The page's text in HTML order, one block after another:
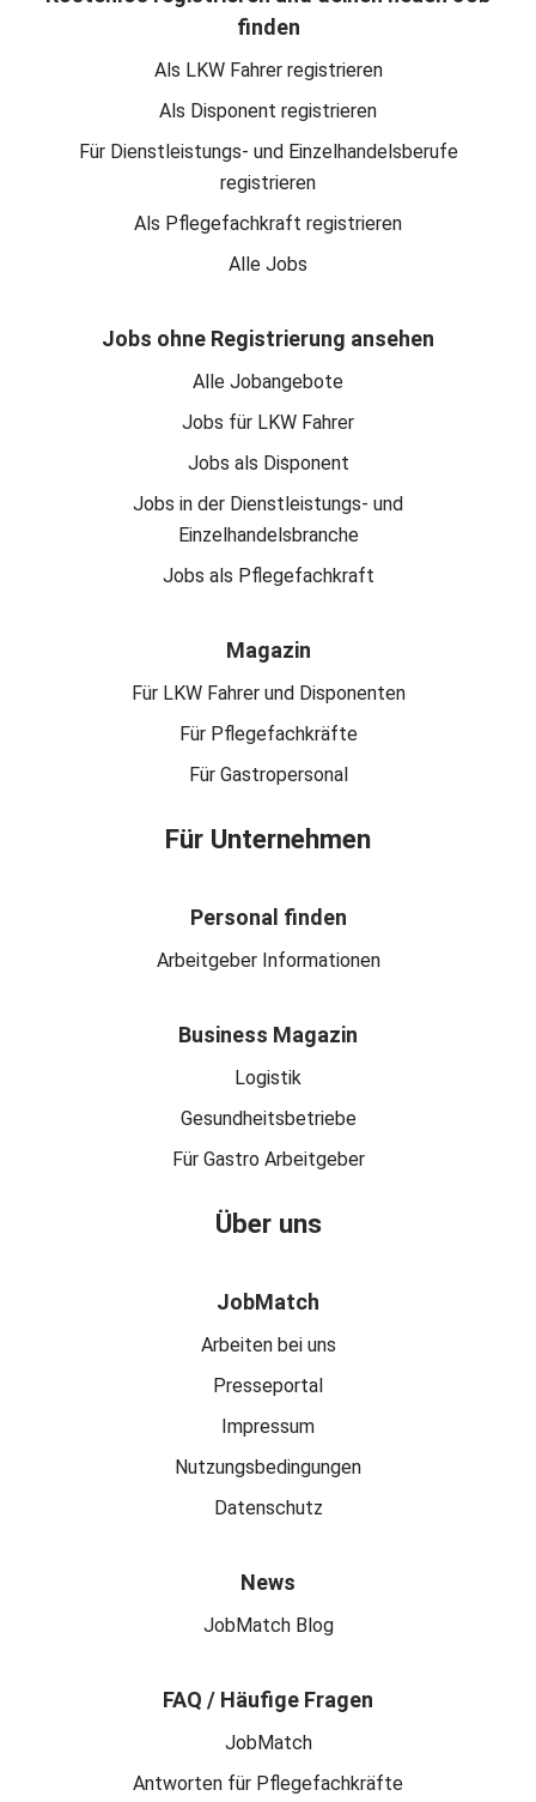
finden
Als LKW Fahrer registrieren
Als Disponent registrieren
Für Dienstleistungs- und Einzelhandelsberufe
registrieren
Als Pflegefachkraft registrieren
Alle Jobs
Jobs ohne Registrierung ansehen
Alle Jobangebote
Jobs für LKW Fahrer
Jobs als Disponent
Jobs in der Dienstleistungs- und
Einzelhandelsbranche
Jobs als Pflegefachkraft
Magazin
Für LKW Fahrer und Disponenten
Für Pflegefachkräfte
Für Gastropersonal
Für Unternehmen
Personal finden
Arbeitgeber Informationen
Business Magazin
Logistik
Gesundheitsbetriebe
Für Gastro Arbeitgeber
Über uns
JobMatch
Arbeiten bei uns
Presseportal
Impressum
Nutzungsbedingungen
Datenschutz
News
JobMatch Blog
FAQ / Häufige Fragen
JobMatch
Antworten für Pflegefachkräfte